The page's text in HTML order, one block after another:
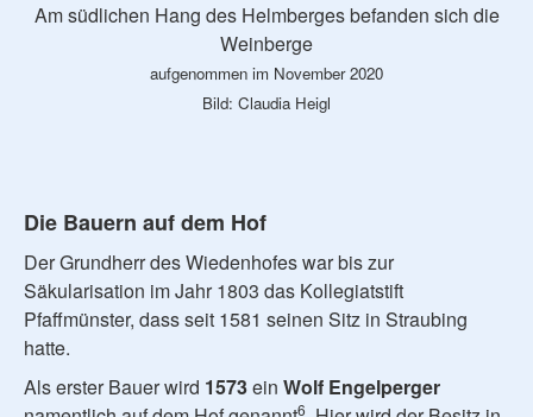
Am südlichen Hang des Helmberges befanden sich die
Weinberge
aufgenommen im November 2020
Bild: Claudia Heigl
Die Bauern auf dem Hof
Der Grundherr des Wiedenhofes war bis zur
Säkularisation im Jahr 1803 das Kollegiatstift
Pfaffmünster, dass seit 1581 seinen Sitz in Straubing
hatte.
Als erster Bauer wird 1573ein Wolf Engelperger
6